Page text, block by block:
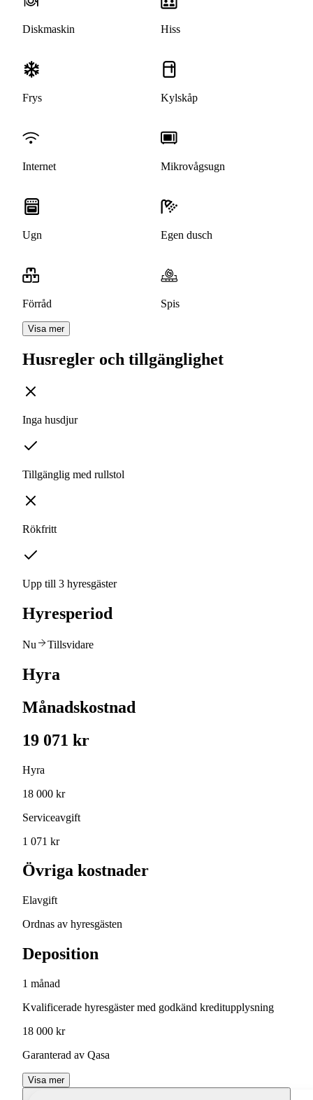
Diskmaskin Hiss
Frys Kylskåp
Internet Mikrovågsugn
Ugn Egen dusch
Förråd Spis
Visa mer
Husregler och tillgänglighet
Inga husdjur
Tillgänglig med rullstol
Rökfritt
Upp till 3 hyresgäster
Hyresperiod
Nu Tillsvidare
Hyra
Månadskostnad
19 071 kr
Hyra
18 000 kr
Serviceavgift
1 071 kr
Övriga kostnader
Elavgift
Ordnas av hyresgästen
Deposition
1 månad
Kvalificerade hyresgäster med godkänd kreditupplysning
18 000 kr
Garanterad av Qasa
Visa mer